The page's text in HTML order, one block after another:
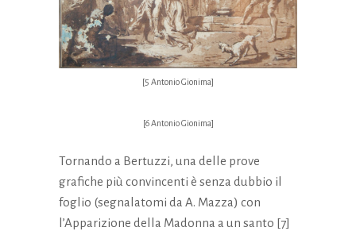
[5 Antonio Gionima]
[6 Antonio Gionima]
Tornando a Bertuzzi, una delle prove
grafiche più convincenti è senza dubbio il
foglio (segnalatomi da A. Mazza) con
l’Apparizione della Madonna a un santo [7]